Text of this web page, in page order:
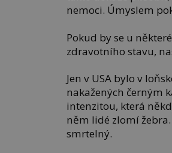
nemoci. Úmyslem
Pokud by se u
zdravotního stavu,
Jen v USA bylo v
nakažených černým
intenzitou, která
něm lidé zlomí
smrtelný.